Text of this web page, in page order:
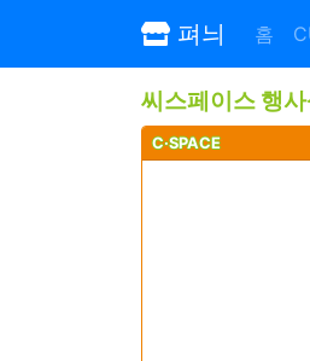
펴늬 홈
씨스페이스 행
C·SPACE